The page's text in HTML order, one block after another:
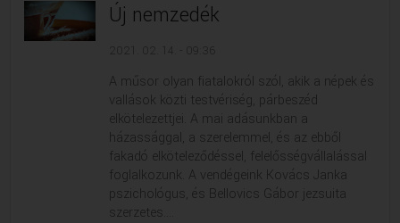
Új nemzedék
2021. 02. 14. - 09:36
A műsor olyan fiatalokról szól, akik a népek és
vallások közti testvériség, párbeszéd
elkötelezettjei. A mai adásunkban a
házassággal, a szerelemmel, és az ebből
fakadó elköteleződéssel, felelősségvállalással
foglalkozunk. A vendégeink Kovács Janka
pszichológus, és Bellovics Gábor jezsuita
szerzetes....